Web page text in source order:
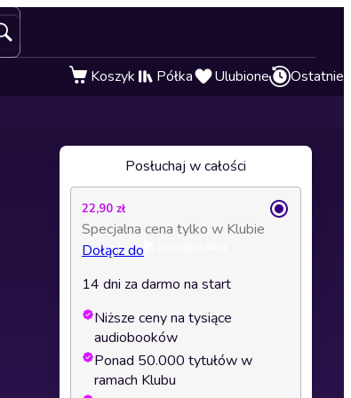
Koszyk Półka Ulubione Ostatnie
Posłuchaj w całości
22,90 zł
Specjalna cena tylko w Klubie
Dołącz do
14 dni za darmo na start
Niższe ceny na tysiące
audiobooków
Ponad 50.000 tytułów w
ramach Klubu